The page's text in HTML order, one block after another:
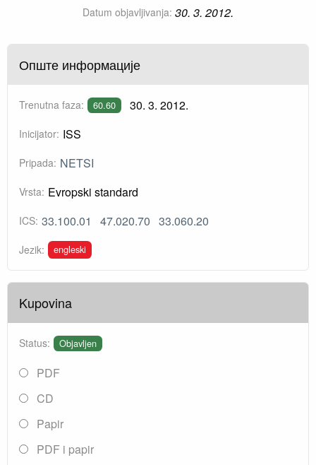
Datum objavljivanja: 30. 3. 2012.
Опште информације
Trenutna faza: 60.60 30. 3. 2012.
Inicijator: ISS
Pripada: NETSI
Vrsta: Evropski standard
ICS: 33.100.01 47.020.70 33.060.20
Jezik: engleski
Kupovina
Status: Objavljen
PDF
CD
Papir
PDF i papir